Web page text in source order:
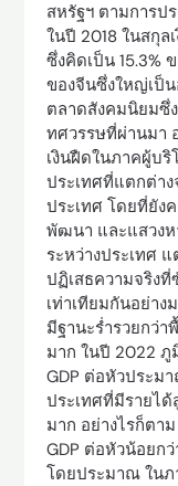
สหรัฐฯ ตามการป
ในปี 2018 ในสกุล
ซึ่งคิดเป็น 15.3%
ของจีนซึ่งใหญ่เป็
ตลาดสังคมนิยมซึ่
ทศวรรษที่ผ่านมา
เงินฝืดในภาคผู้บ
ประเทศที่แตกต่า
ประเทศ โดยที่ยัง
พัฒนา และแสวง
ระหว่างประเทศ
ปฏิเสธความจริง
เท่าเทียมกันอย่าง
มีฐานะร่ำรวยกว่
มาก ในปี 2022 ภู
GDP ต่อหัวประม
ประเทศที่มีรายไ
มาก อย่างไรก็ตา
GDP ต่อหัวน้อยก
โดยประมาณ ในภ